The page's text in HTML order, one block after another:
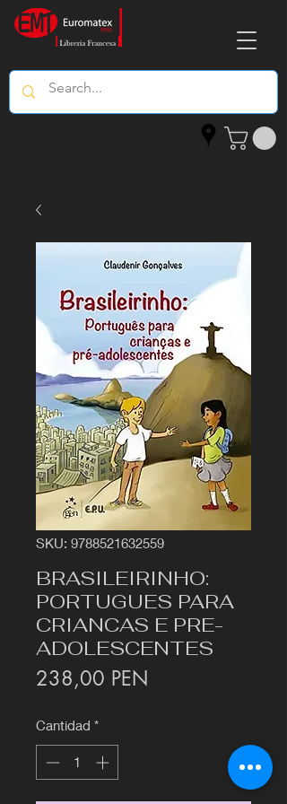
SKU: 9788521632559
BRASILEIRINHO:
PORTUGUES PARA
CRIANCAS E PRE-
ADOLESCENTES
238,00 PEN
Cantidad *